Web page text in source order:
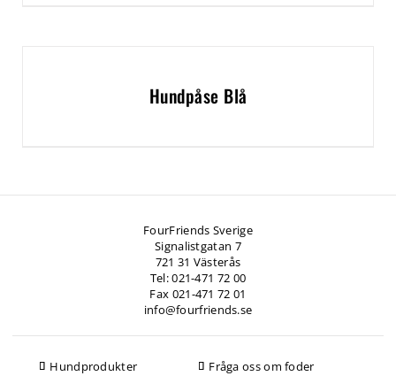
Hundpåse Blå
FourFriends Sverige
Signalistgatan 7
721 31 Västerås
Tel: 021-471 72 00
Fax 021-471 72 01
info@fourfriends.se
Hundprodukter Fråga oss om foder